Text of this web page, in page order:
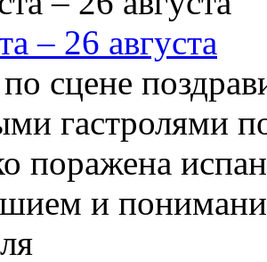
– 26 августа
сцене
гастролями
поражена
и